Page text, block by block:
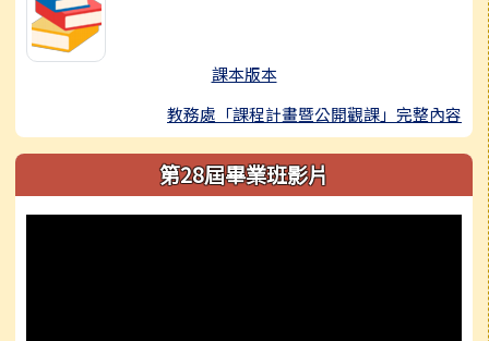
課本版本
教務處「課程計畫暨公開觀課」完整內容
第28屆畢業班影片